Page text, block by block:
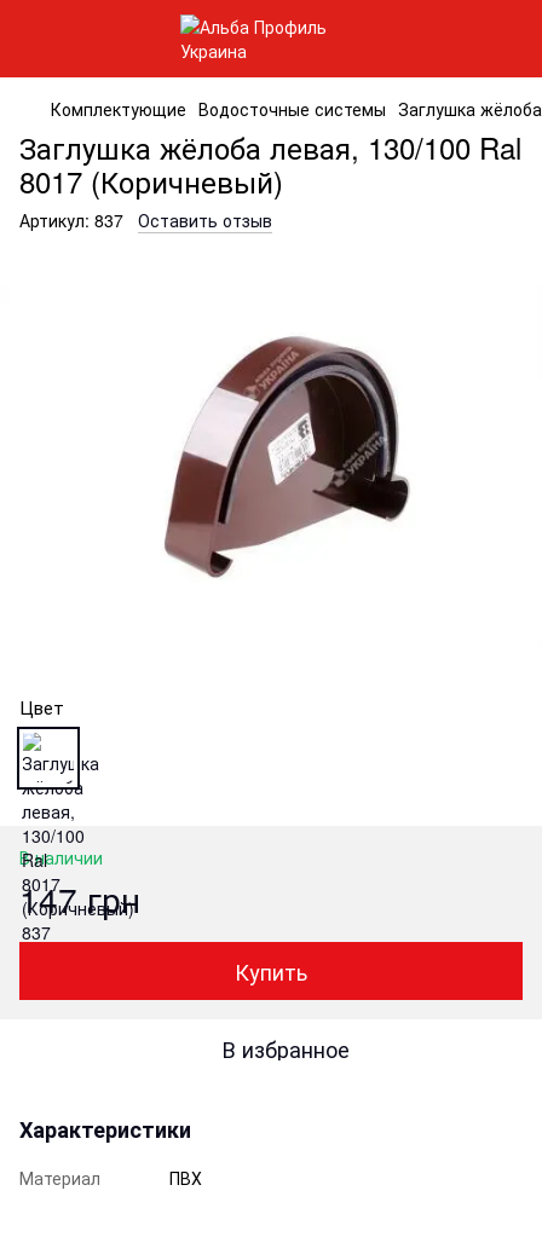
Комплектующие Водосточные системы Заглушка
Заглушка жёлоба левая, 130/100 Ral
8017 (Коричневый)
Артикул: 837 Оставить отзыв
Цвет
В наличии
147 грн
Купить
В избранное
Характеристики
Материал ПВХ